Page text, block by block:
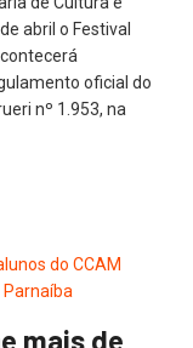
abril o Festival
oficial do
nº 1.953, na
mais de